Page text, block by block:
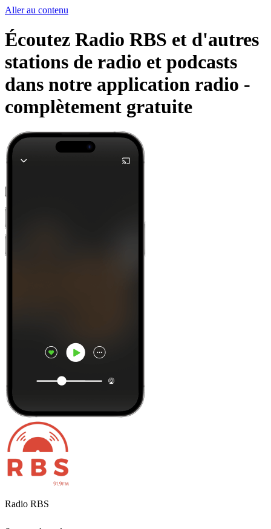
Aller au contenu
Écoutez Radio RBS et d'autres
stations de radio et podcasts
dans notre application radio -
complètement gratuite
Radio RBS